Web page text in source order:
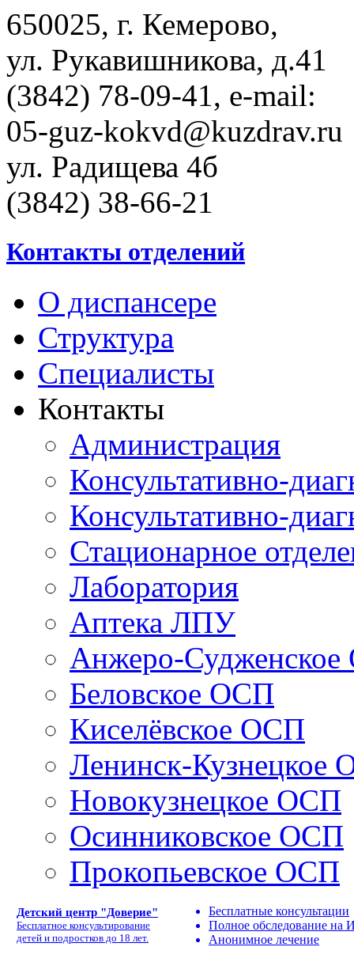
650025, г. Кемерово,
ул. Рукавишникова, д.41
(3842) 78-09-41, e-mail:
05-guz-kоkvd@kuzdrаv.ru
ул. Радищева 4б
(3842) 38-66-21
Контакты отделений
О диспансере
Структура
Специалисты
Контакты
Администрация
Консультативно-
Консультативно-
Стационарное
Лаборатория
Аптека ЛПУ
Анжеро-
Беловское ОСП
Киселёвское ОСП
Ленинск-Кузнецкое
Новокузнецкое ОСП
Осинниковское ОСП
Прокопьевское ОСП
Детский центр "Доверие"
Бесплатное консультирование
детей и подростков до 18 лет.
Бесплатные консультации
Полное обследование
Анонимное лечение